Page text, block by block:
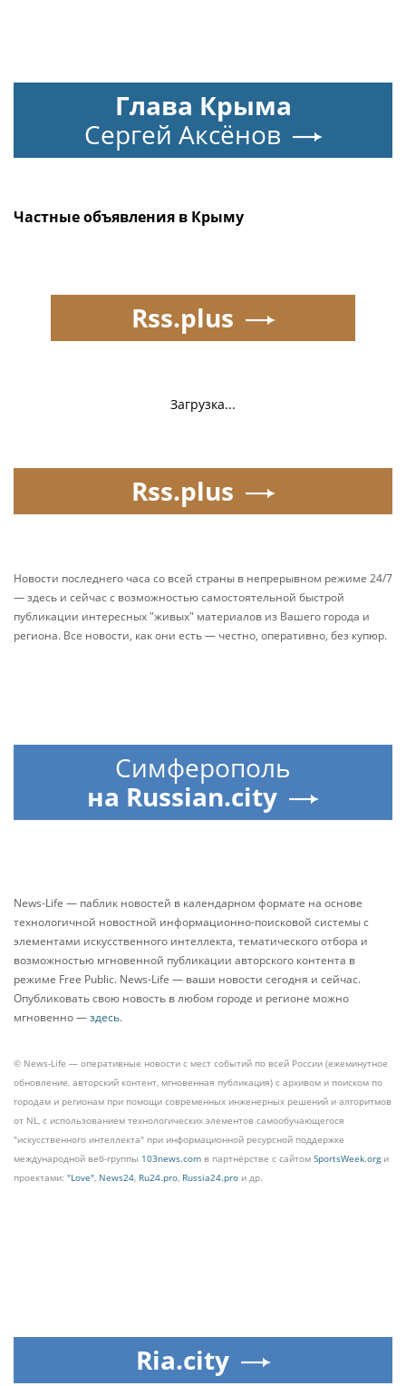
Глава Крыма
Сергей Аксёнов
Частные объявления в Крыму
Загрузка...
Rss.plus
Rss.plus
Новости последнего часа со всей страны в непрерывном режиме 24/7
— здесь и сейчас с возможностью самостоятельной быстрой
публикации интересных "живых" материалов из Вашего города и
региона. Все новости, как они есть — честно, оперативно, без купюр.
Симферополь
на Russian.city
News-Life — паблик новостей в календарном формате на основе
технологичной новостной информационно-поисковой системы с
элементами искусственного интеллекта, тематического отбора и
возможностью мгновенной публикации авторского контента в
режиме Free Public. News-Life — ваши новости сегодня и сейчас.
Опубликовать свою новость в любом городе и регионе можно
мгновенно —здесь.
© News-Life — оперативные новости с мест событий по всей России (ежеминутное
обновление, авторский контент, мгновенная публикация) с архивом и поиском по
городам и регионам при помощи современных инженерных решений и алгоритмов
от NL, с использованием технологических элементов самообучающегося
"искусственного интеллекта" при информационной ресурсной поддержке
международной веб-группы 103news.com в партнёрстве с сайтом SportsWeek.orgи
проектами: "Love", News24, Ru24.pro, Russia24.pro и др.
Ria.city